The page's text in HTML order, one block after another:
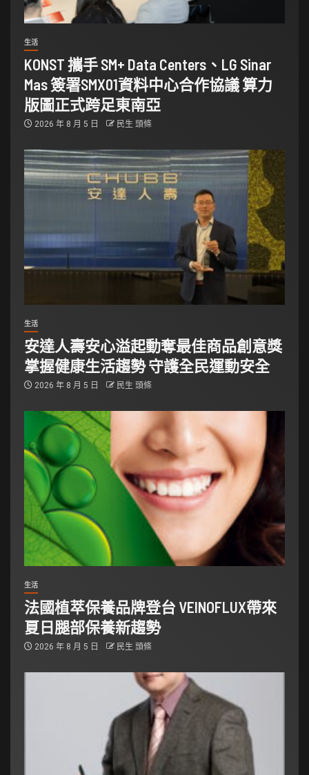
生活
KONST 攜手 SM+ Data Centers、LG Sinar
Mas 簽署SMX01資料中心合作協議 算力
版圖正式跨足東南亞
2026 年 8 月 5 日 民生 頭條
生活
安達人壽安心溢起動奪最佳商品創意獎
掌握健康生活趨勢 守護全民運動安全
2026 年 8 月 5 日 民生 頭條
生活
法國植萃保養品牌登台 VEINOFLUX帶來
夏日腿部保養新趨勢
2026 年 8 月 5 日 民生 頭條